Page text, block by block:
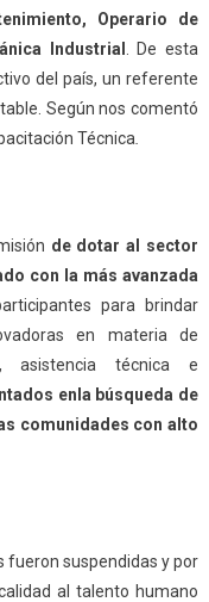
Operario de
Industrial
. De esta
del país, un referente
Según nos comentó
Técnica
de dotar al sector
con la más avanzada
para brindar
en materia de
asistencia técnica e
en la búsqueda de
comunidades con alto
fueron suspendidas y por
al talento humano